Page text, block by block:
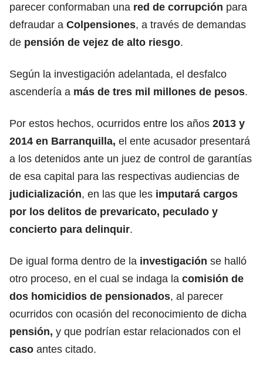
parecer conformaban una red de corrupción para
defraudar a Colpensiones, a través de demandas
de pensión de vejez de alto riesgo.
Según la investigación adelantada, el desfalco
ascendería a más de tres mil millones de pesos.
Por estos hechos, ocurridos entre los años 2013 y
2014 en Barranquilla, el ente acusador presentará
a los detenidos ante un juez de control de garantías
de esa capital para las respectivas audiencias de
judicialización, en las que les imputará cargos
por los delitos de prevaricato, peculado y
concierto para delinquir.
De igual forma dentro de la investigación se halló
otro proceso, en el cual se indaga la comisión de
dos homicidios de pensionados, al parecer
ocurridos con ocasión del reconocimiento de dicha
pensión, y que podrían estar relacionados con el
caso antes citado.